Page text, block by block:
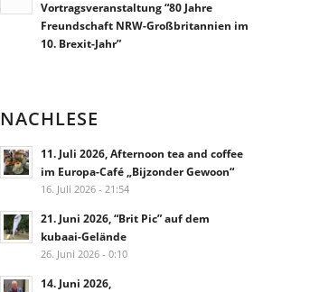
Vortragsveranstaltung “80 Jahre
Freundschaft NRW-Großbritannien im
10. Brexit-Jahr”
NACHLESE
11. Juli 2026, Afternoon tea and coffee
im Europa-Café „Bijzonder Gewoon“
16. Juli 2026 - 21:54
21. Juni 2026, “Brit Pic” auf dem
kubaai-Gelände
26. Juni 2026 - 0:10
14. Juni 2026,